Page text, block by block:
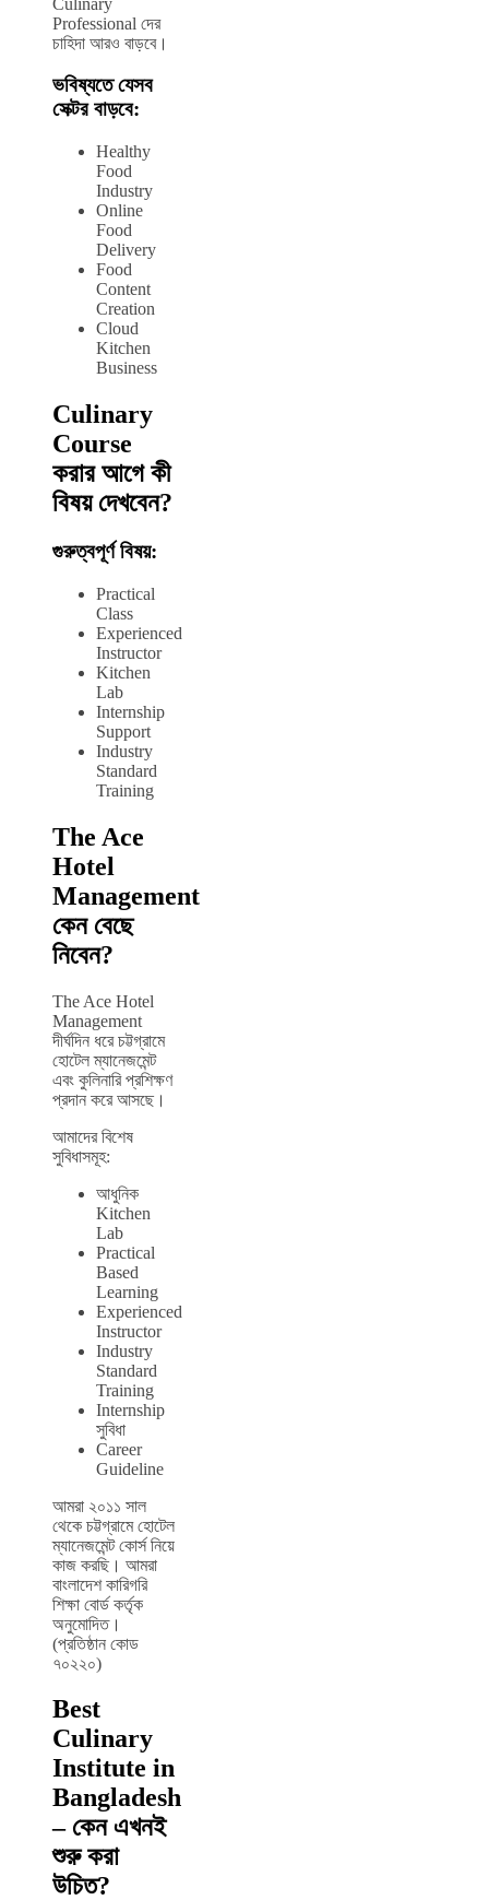
Professional দের
চাহিদা আরও বাড়বে।
ভবিষ্যতে যেসব
সেক্টর বাড়বে:
Healthy
Food
Industry
Online
Food
Delivery
Food
Content
Creation
Cloud
Kitchen
Business
Culinary
Course
করার আগে কী
বিষয় দেখবেন?
গুরুত্বপূর্ণ বিষয়:
Practical
Class
Experienced
Instructor
Kitchen
Lab
Internship
Support
Industry
Standard
Training
The Ace
Hotel
Management
কেন বেছে
নিবেন?
The Ace Hotel
Management
দীর্ঘদিন ধরে চট্টগ্রামে
হোটেল ম্যানেজমেন্ট
এবং কুলিনারি প্রশিক্ষণ
প্রদান করে আসছে।
আমাদের বিশেষ
সুবিধাসমূহ:
আধুনিক
Kitchen
Lab
Practical
Based
Learning
Experienced
Instructor
Industry
Standard
Training
Internship
সুবিধা
Career
Guideline
আমরা ২০১১ সাল
থেকে চট্টগ্রামে হোটেল
ম্যানেজমেন্ট কোর্স নিয়ে
কাজ করছি। আমরা
বাংলাদেশ কারিগরি
শিক্ষা বোর্ড কর্তৃক
অনুমোদিত।
(প্রতিষ্ঠান কোড
৭০২২০)
Best
Culinary
Institute in
Bangladesh
– কেন এখনই
শুরু করা
উচিত?